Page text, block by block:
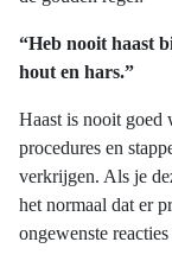
“Heb nooit haast
hout en hars.”
Haast is nooit goed
procedures en
verkrijgen. Als je
het normaal dat er
ongewenste